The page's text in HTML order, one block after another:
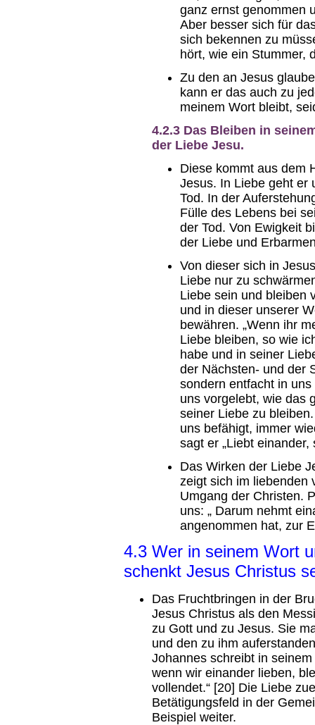
ganz ernst genommen
Aber besser sich für
sich bekennen zu
hört, wie ein Stummer,
Zu den an Jesus
kann er das auch zu
meinem Wort bleibt,
4.2.3 Das Bleiben in
der Liebe Jesu.
Diese kommt aus dem
Jesus. In Liebe geht er
Tod. In der
Fülle des Lebens bei
der Tod. Von Ewigkeit
der Liebe und
Von dieser sich in
Liebe nur zu
Liebe sein und bleiben
und in dieser unserer
bewähren. „Wenn ihr
Liebe bleiben, so wie
habe und in seiner
der Nächsten- und der
sondern entfacht in
uns vorgelebt, wie das
seiner Liebe zu
uns befähigt, immer
sagt er „Liebt
Das Wirken der Liebe
zeigt sich im liebenden
Umgang der Christen.
uns: „ Darum nehmt
angenommen hat, zur
4.3 Wer in seinem Wort
schenkt Jesus Christus
Das Fruchtbringen in der
Jesus Christus als den
zu Gott und zu Jesus. Sie
und den zu ihm
Johannes schreibt in
wenn wir einander lieben,
vollendet.“ [20] Die Liebe
Betätigungsfeld in der
Beispiel weiter.